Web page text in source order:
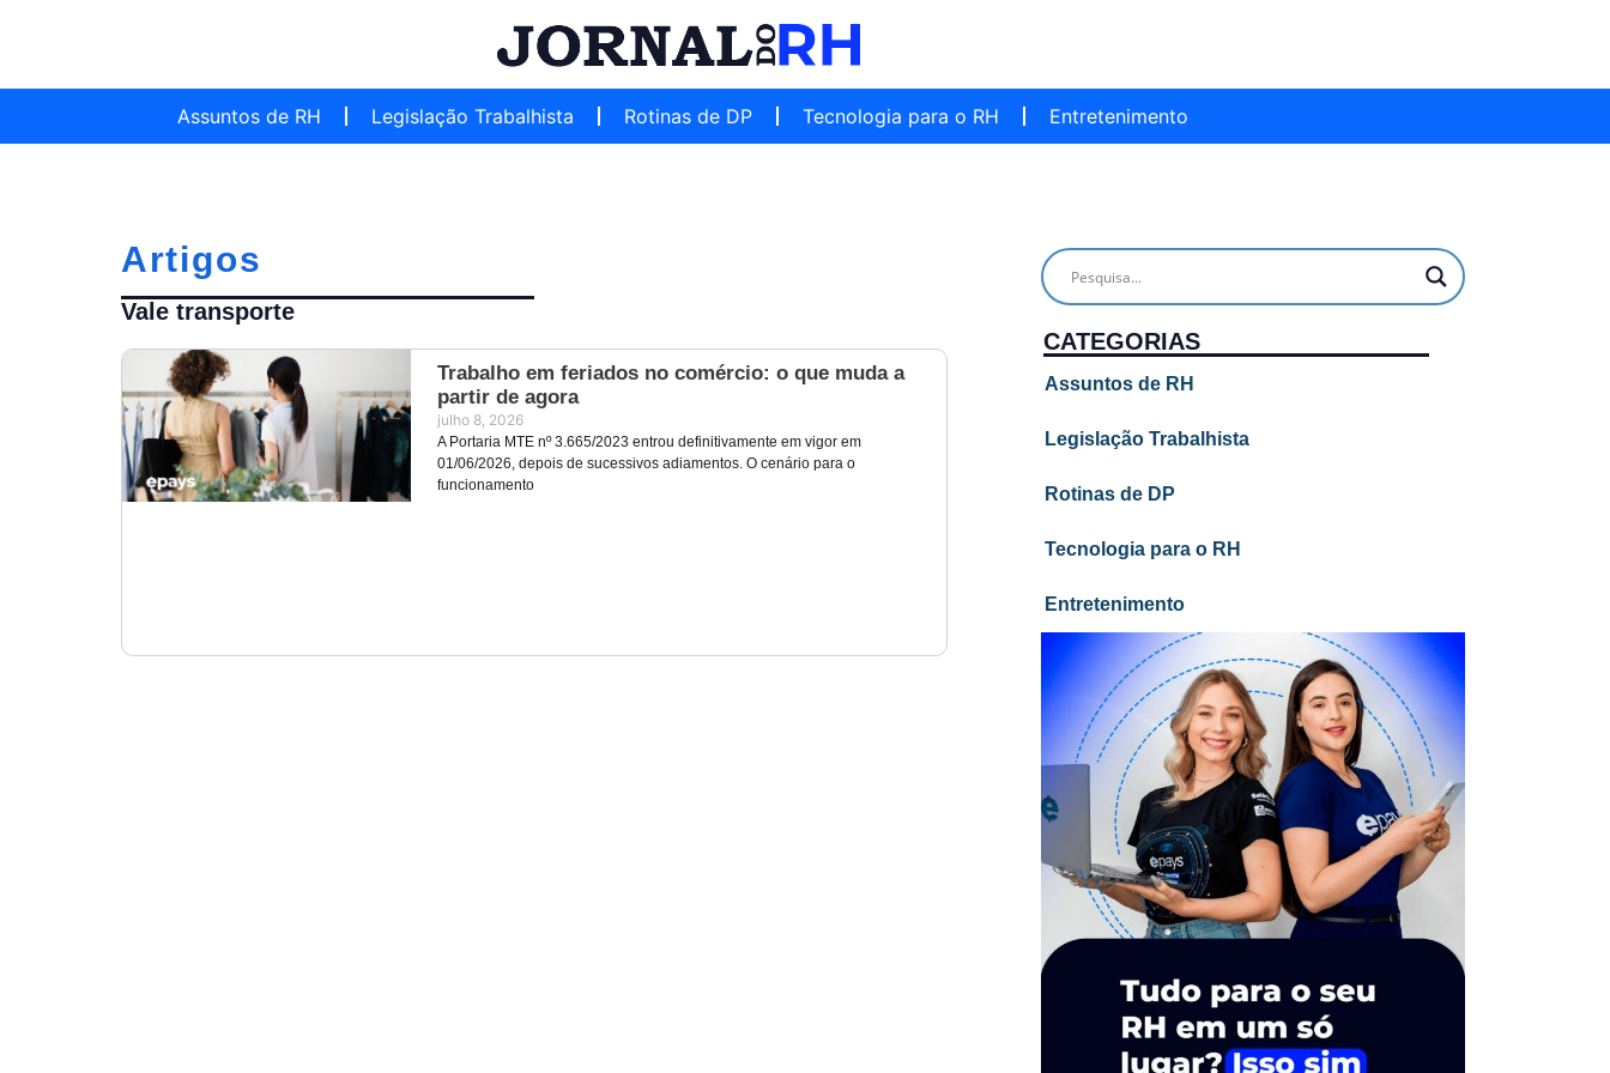
Assuntos de RH Legislação Trabalhista Rotinas de DP Tecnologia para o RH Entretenimento
Artigos
Vale transporte
Trabalho em feriados no comércio: o que muda a
partir de agora
julho 8, 2026
A Portaria MTE nº 3.665/2023 entrou definitivamente em vigor em
01/06/2026, depois de sucessivos adiamentos. O cenário para o
funcionamento
CATEGORIAS
Assuntos de RH
Legislação Trabalhista
Rotinas de DP
Tecnologia para o RH
Entretenimento